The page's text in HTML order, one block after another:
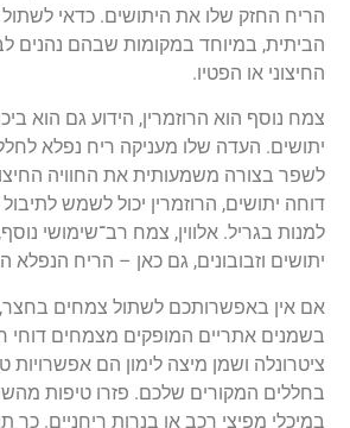
הריח החזק שלו את היתושים. כדאי לשתול
הביתית, במיוחד במקומות שבהם נהנים
החיצוני או הפטיו.
צמח נוסף הוא הרוזמרין, הידוע גם הוא
יתושים. העדה שלו מעניקה ריח נפלא
לשפר בצורה משמעותית את החוויה
דוחה יתושים, הרוזמרין יכול לשמש
למנות בגריל. אלווין, צמח רב־שימושי
יתושים וזבובונים, גם כאן – הריח הנפלא
אם אין באפשרותכם לשתול צמחים
בשמנים אתריים המופקים מצמחים דוחי
ציטרונלה ושמן מיצה לימון הם אפשרויות
בחללים המקורים שלכם. פזרו טיפות
במיכלי מפיצי רכב או בנרות ריחניים. כך